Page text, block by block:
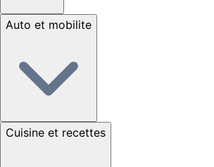
Auto et mobilite
Cuisine et recettes